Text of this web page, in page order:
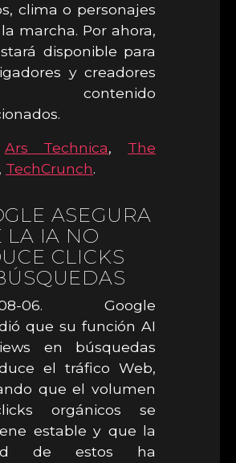
clima o personajes
marcha. Por ahora,
disponible para
y creadores
contenido
Ars Technica, The
, TechCrunch.
ASEGURA
LA IA NO
CLICKS
08-06. Google
que su función AI
en búsquedas
el tráfico Web,
que el volumen
orgánicos se
estable y que la
de estos ha